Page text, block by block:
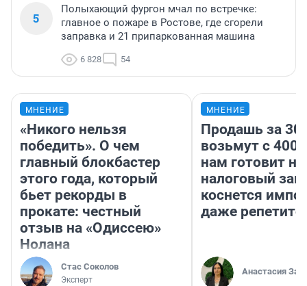
5
Полыхающий фургон мчал по встречке:
главное о пожаре в Ростове, где сгорели
заправка и 21 припаркованная машина
6 828 54
МНЕНИЕ
«Никого нельзя
победить». О чем
главный блокбастер
этого года, который
бьет рекорды в
прокате: честный
отзыв на «Одиссею»
Нолана
Стас Соколов
Эксперт
МНЕНИЕ
Продашь за
возьмут с
нам готовит
налоговый
коснется
даже
Анастасия